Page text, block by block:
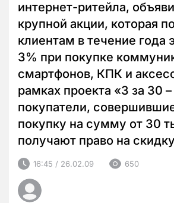
интернет-ритейла,
крупной акции, которая
клиентам в течение года
3% при покупке
смартфонов, КПК и
рамках проекта «3 за 30
покупатели,
покупку на сумму от 30
получают право на
16:45 / 26.02.09 650